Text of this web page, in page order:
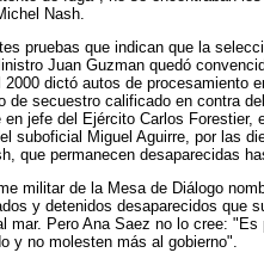
Nash.
pruebas que indican que la
Juan Guzman quedó
2000 dictó autos de procesamiento
de secuestro calificado en contra
en jefe del Ejército Carlos Forestier,
suboficial Miguel Aguirre, por las
que permanecen desaparecidas
militar de la Mesa de Diálogo
y detenidos desaparecidos que
mar. Pero Ana Saez no lo cree: "Es
y no molesten más al gobierno".